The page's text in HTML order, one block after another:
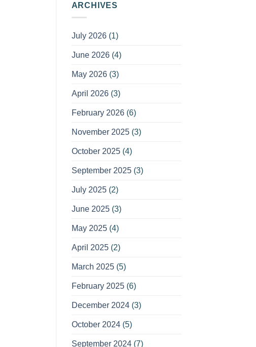
ARCHIVES
July 2026(1)
June 2026(4)
May 2026(3)
April 2026(3)
February 2026(6)
November 2025(3)
October 2025(4)
September 2025(3)
July 2025(2)
June 2025(3)
May 2025(4)
April 2025(2)
March 2025(5)
February 2025(6)
December 2024(3)
October 2024(5)
September 2024(7)